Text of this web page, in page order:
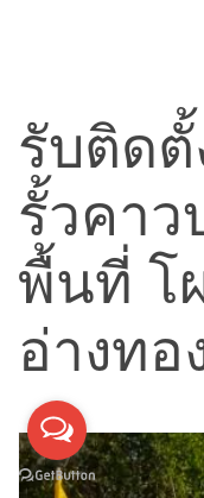
รับติดตั้
รั้วคาว
พื้นที่ โผ
อ่างทอ